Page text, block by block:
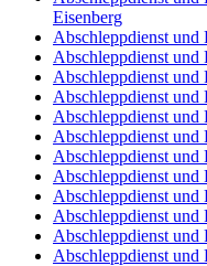
Eisenberg
Abschleppdienst und
Abschleppdienst und
Abschleppdienst und
Abschleppdienst und
Abschleppdienst und
Abschleppdienst und
Abschleppdienst und
Abschleppdienst und
Abschleppdienst
Abschleppdienst und
Abschleppdienst und
Abschleppdienst